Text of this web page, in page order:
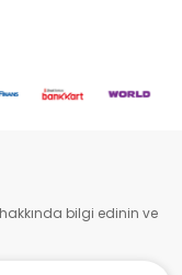
bilgi edinin ve